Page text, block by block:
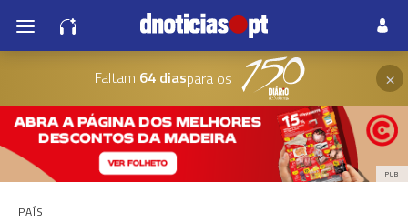
Faltam 64 diaspara os ×
PUB
PAÍS